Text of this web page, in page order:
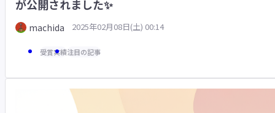
が公開されました✨
machida 2025年02月08日(土) 00:14
受賞実績注目の記事